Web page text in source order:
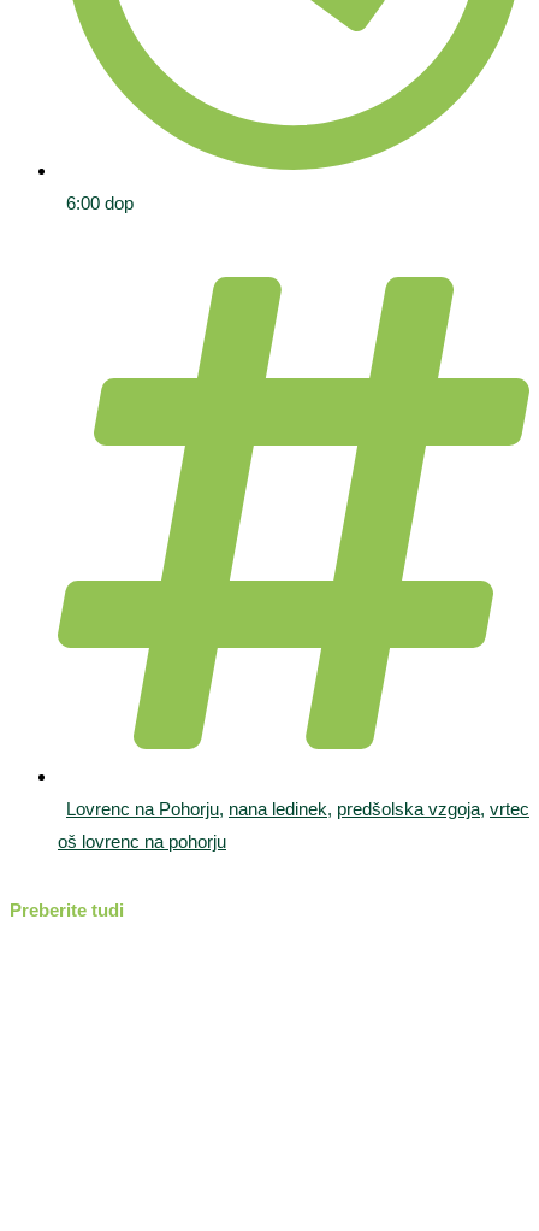
6:00 dop
Lovrenc na Pohorju, nana ledinek, predšolska vzgoja, vrtec
oš lovrenc na pohorju
Preberite tudi